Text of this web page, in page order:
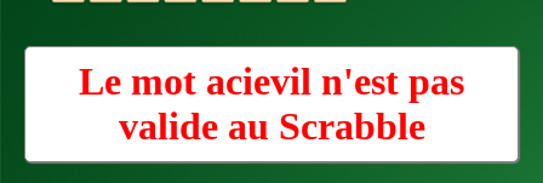
Le mot acievil n'est pas
valide au Scrabble